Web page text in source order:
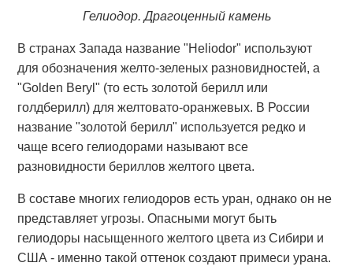
Гелиодор. Драгоценный камень
В странах Запада название "Heliodor" используют
для обозначения желто-зеленых разновидностей, а
"Golden Beryl" (то есть золотой берилл или
голдберилл) для желтовато-оранжевых. В России
название "золотой берилл" используется редко и
чаще всего гелиодорами называют все
разновидности бериллов желтого цвета.
В составе многих гелиодоров есть уран, однако он не
представляет угрозы. Опасными могут быть
гелиодоры насыщенного желтого цвета из Сибири и
США - именно такой оттенок создают примеси урана.